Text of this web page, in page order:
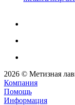
2026 © Метизная
Компания
Помощь
Информация